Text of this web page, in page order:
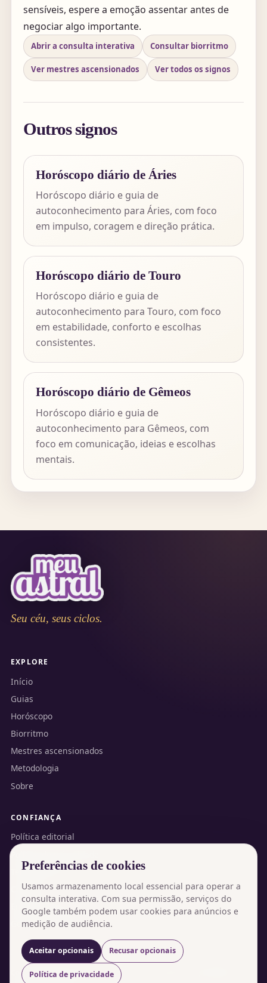
sensíveis, espere a emoção assentar antes de
negociar algo importante.
Abrir a consulta interativa Consultar biorritmo
Ver mestres ascensionados Ver todos os signos
Outros signos
Horóscopo diário de Áries
Horóscopo diário e guia de
autoconhecimento para Áries, com foco
em impulso, coragem e direção prática.
Horóscopo diário de Touro
Horóscopo diário e guia de
autoconhecimento para Touro, com foco
em estabilidade, conforto e escolhas
consistentes.
Horóscopo diário de Gêmeos
Horóscopo diário e guia de
autoconhecimento para Gêmeos, com
foco em comunicação, ideias e escolhas
mentais.
Seu céu, seus ciclos.
EXPLORE
Início
Guias
Horóscopo
Biorritmo
Mestres ascensionados
Metodologia
Sobre
CONFIANÇA
Política editorial
Política de privacidade
Termos de uso
Contato
English version
Gerenciar cookies
Conteúdo gratuito de autoconhecimento, mantido com publicidade.
Preferências de cookies
Usamos armazenamento local essencial para operar a
consulta interativa. Com sua permissão, serviços do
Google também podem usar cookies para anúncios e
medição de audiência.
Aceitar opcionais Recusar opcionais
Política de privacidade